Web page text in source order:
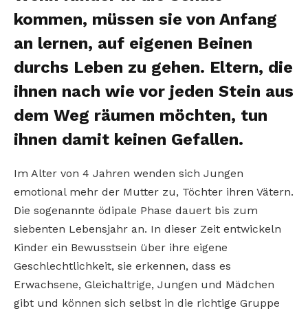
kommen, müssen sie von Anfang
an lernen, auf eigenen Beinen
durchs Leben zu gehen. Eltern, die
ihnen nach wie vor jeden Stein aus
dem Weg räumen möchten, tun
ihnen damit keinen Gefallen.
Im Alter von 4 Jahren wenden sich Jungen
emotional mehr der Mutter zu, Töchter ihren Vätern.
Die sogenannte ödipale Phase dauert bis zum
siebenten Lebensjahr an. In dieser Zeit entwickeln
Kinder ein Bewusstsein über ihre eigene
Geschlechtlichkeit, sie erkennen, dass es
Erwachsene, Gleichaltrige, Jungen und Mädchen
gibt und können sich selbst in die richtige Gruppe